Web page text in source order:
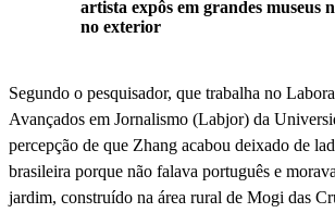
artista expôs em grandes museus
no exterior
Segundo o pesquisador, que trabalha no
Avançados em Jornalismo (Labjor) da
percepção de que Zhang acabou deixado de
brasileira porque não falava português e
jardim, construído na área rural de Mogi das